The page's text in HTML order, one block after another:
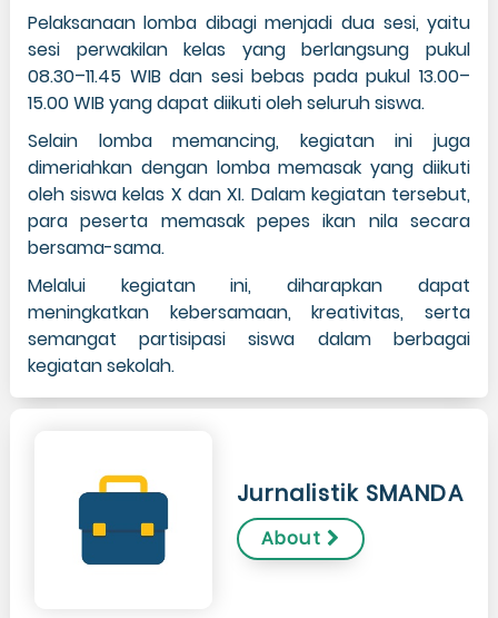
Pelaksanaan lomba dibagi menjadi dua sesi, yaitu
sesi perwakilan kelas yang berlangsung pukul
08.30–11.45 WIB dan sesi bebas pada pukul 13.00–
15.00 WIB yang dapat diikuti oleh seluruh siswa.
Selain lomba memancing, kegiatan ini juga
dimeriahkan dengan lomba memasak yang diikuti
oleh siswa kelas X dan XI. Dalam kegiatan tersebut,
para peserta memasak pepes ikan nila secara
bersama-sama.
Melalui kegiatan ini, diharapkan dapat
meningkatkan kebersamaan, kreativitas, serta
semangat partisipasi siswa dalam berbagai
kegiatan sekolah.
Jurnalistik SMANDA
About